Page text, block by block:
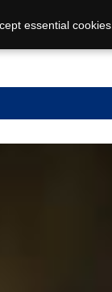
essential cookies.